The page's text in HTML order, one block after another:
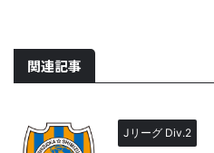
関連記事
Jリーグ Div.2